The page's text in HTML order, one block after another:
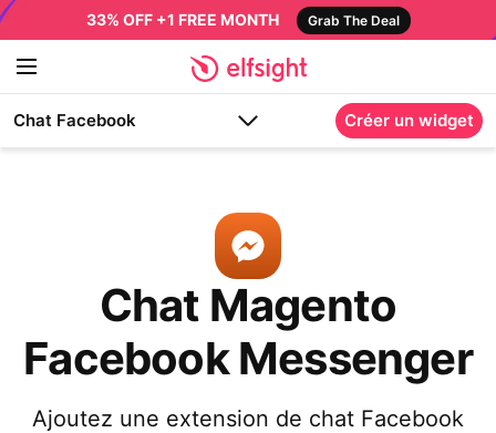
33% OFF +1 FREE MONTH Grab The Deal
Chat Facebook Créer un widget
Chat Magento
Facebook Messenger
Ajoutez une extension de chat Facebook